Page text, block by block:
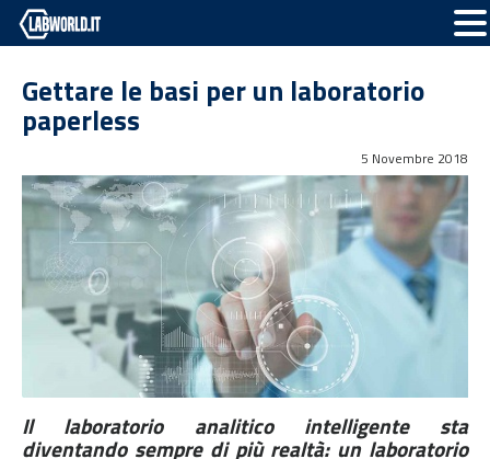
Gettare le basi per un laboratorio
paperless
5 Novembre 2018
Il laboratorio analitico intelligente sta
diventando sempre di più realtà: un laboratorio